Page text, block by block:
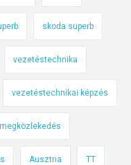
skoda superb
vezetéstechnika
vezetéstechnikai képzés
Ausztria TT